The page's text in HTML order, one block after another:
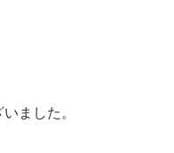
ました。